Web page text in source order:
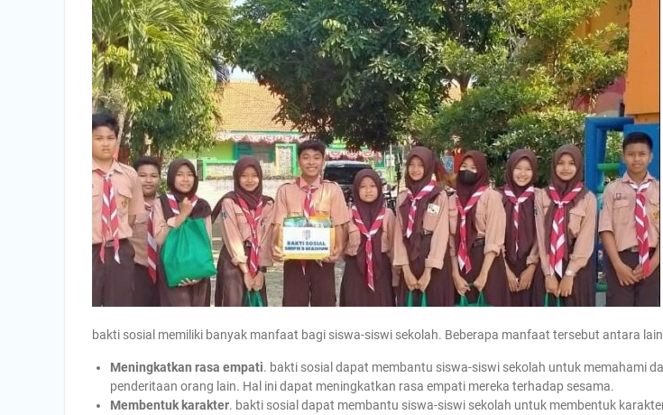
bakti sosial memiliki banyak manfaat bagi siswa-siswi sekolah. Beberapa manfaat tersebut antara
Meningkatkan rasa empati. bakti sosial dapat membantu siswa-siswi sekolah untuk memahami
penderitaan orang lain. Hal ini dapat meningkatkan rasa empati mereka terhadap sesama.
Membentuk karakter. bakti sosial dapat membantu siswa-siswi sekolah untuk membentuk